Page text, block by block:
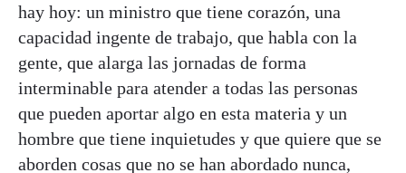
hay hoy: un ministro que tiene corazón, una
capacidad ingente de trabajo, que habla con la
gente, que alarga las jornadas de forma
interminable para atender a todas las personas
que pueden aportar algo en esta materia y un
hombre que tiene inquietudes y que quiere que se
aborden cosas que no se han abordado nunca,